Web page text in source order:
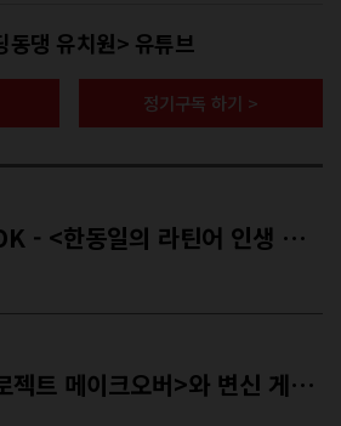
댕 유치원> 유튜브
정기구독 하기 >
BOOK - <한동일의 라틴어 인생 문장>, <선생님을 위한 애도 수업>
<프로젝트 메이크오버>와 변신 게임들